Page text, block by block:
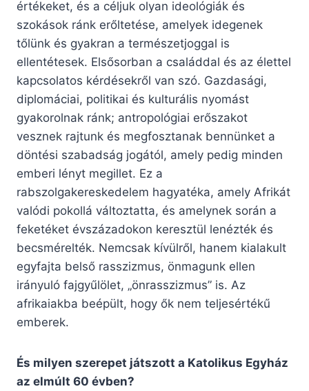
értékeket, és a céljuk olyan ideológiák és
szokások ránk erőltetése, amelyek idegenek
tőlünk és gyakran a természetjoggal is
ellentétesek. Elsősorban a családdal és az élettel
kapcsolatos kérdésekről van szó. Gazdasági,
diplomáciai, politikai és kulturális nyomást
gyakorolnak ránk; antropológiai erőszakot
vesznek rajtunk és megfosztanak bennünket a
döntési szabadság jogától, amely pedig minden
emberi lényt megillet. Ez a
rabszolgakereskedelem hagyatéka, amely Afrikát
valódi pokollá változtatta, és amelynek során a
feketéket évszázadokon keresztül lenézték és
becsmérelték. Nemcsak kívülről, hanem kialakult
egyfajta belső rasszizmus, önmagunk ellen
irányuló fajgyűlölet, „önrasszizmus” is. Az
afrikaiakba beépült, hogy ők nem teljesértékű
emberek.
És milyen szerepet játszott a Katolikus Egyház
az elmúlt 60 évben?